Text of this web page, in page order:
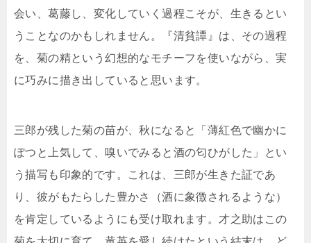
会い、葛藤し、変化していく過程こそが、生きるとい
うことなのかもしれません。『清貧譚』は、その過程
を、菊の精という幻想的なモチーフを使いながら、実
に巧みに描き出していると思います。
三郎が残した菊の苗が、秋になると「薄紅色で幽かに
ぽつと上気して、嗅いでみると酒の匂ひがした」とい
う描写も印象的です。これは、三郎が生きた証であ
り、彼がもたらした豊かさ（酒に象徴されるような）
を肯定しているようにも受け取れます。才之助はこの